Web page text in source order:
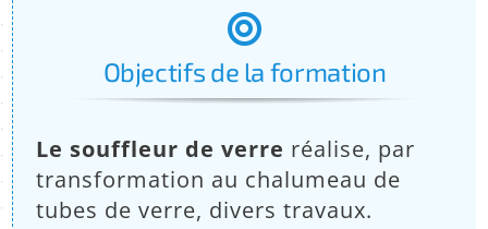
Contact
Recherche
Objectifs de la formation
Le souffleur de verre réalise, par
transformation au chalumeau de
tubes de verre, divers travaux.